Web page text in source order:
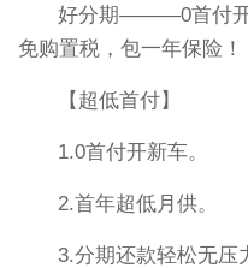
好分期———0首付开
免购置税，包一年保险！
【超低首付】
1.0首付开新车。
2.首年超低月供。
3.分期还款轻松无压